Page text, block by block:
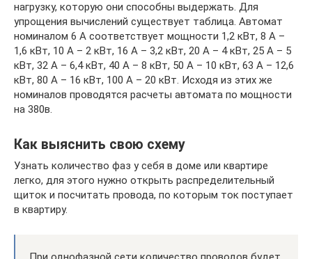
нагрузку, которую они способны выдержать. Для
упрощения вычислений существует таблица. Автомат
номиналом 6 А соответствует мощности 1,2 кВт, 8 А –
1,6 кВт, 10 А – 2 кВт, 16 А – 3,2 кВт, 20 А – 4 кВт, 25 А – 5
кВт, 32 А – 6,4 кВт, 40 А – 8 кВт, 50 А – 10 кВт, 63 А – 12,6
кВт, 80 А – 16 кВт, 100 А – 20 кВт. Исходя из этих же
номиналов проводятся расчеты автомата по мощности
на 380в.
Как выяснить свою схему
Узнать количество фаз у себя в доме или квартире
легко, для этого нужно открыть распределительный
щиток и посчитать провода, по которым ток поступает
в квартиру.